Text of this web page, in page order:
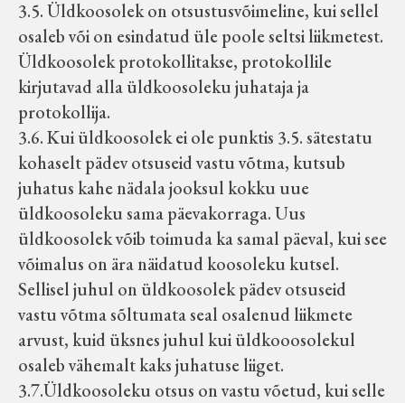
3.5. Üldkoosolek on otsustusvõimeline, kui sellel
osaleb või on esindatud üle poole seltsi liikmetest.
Üldkoosolek protokollitakse, protokollile
kirjutavad alla üldkoosoleku juhataja ja
protokollija.
3.6. Kui üldkoosolek ei ole punktis 3.5. sätestatu
kohaselt pädev otsuseid vastu võtma, kutsub
juhatus kahe nädala jooksul kokku uue
üldkoosoleku sama päevakorraga. Uus
üldkoosolek võib toimuda ka samal päeval, kui see
võimalus on ära näidatud koosoleku kutsel.
Sellisel juhul on üldkoosolek pädev otsuseid
vastu võtma sõltumata seal osalenud liikmete
arvust, kuid üksnes juhul kui üldkooosolekul
osaleb vähemalt kaks juhatuse liiget.
3.7.Üldkoosoleku otsus on vastu võetud, kui selle